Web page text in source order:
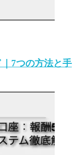
7つの方法と手